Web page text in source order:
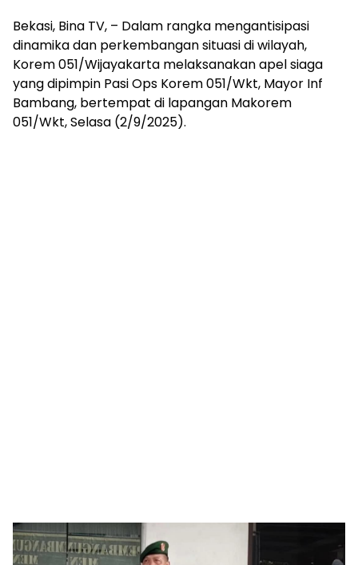
Bekasi, Bina TV, – Dalam rangka mengantisipasi
dinamika dan perkembangan situasi di wilayah,
Korem 051/Wijayakarta melaksanakan apel siaga
yang dipimpin Pasi Ops Korem 051/Wkt, Mayor Inf
Bambang, bertempat di lapangan Makorem
051/Wkt, Selasa (2/9/2025).